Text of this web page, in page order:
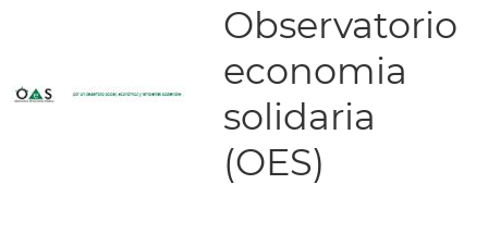
Observatorio
economia
solidaria
(OES)